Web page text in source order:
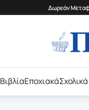
Δωρεάν
ΒιβλίαΕποχιακά